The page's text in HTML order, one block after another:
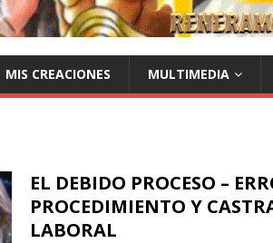
MIS CREACIONES MULTIMEDIA
EL DEBIDO PROCESO –
PROCEDIMIENTO Y
LABORAL